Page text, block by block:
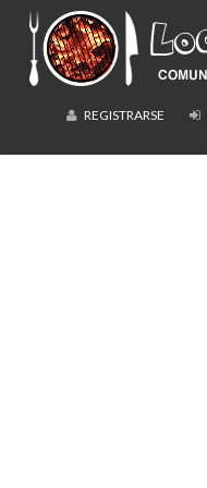
REGISTRARSE